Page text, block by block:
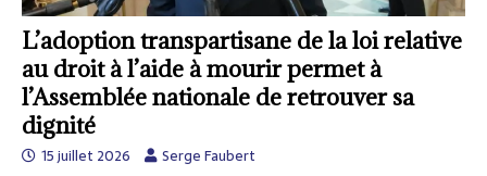
L’adoption transpartisane de la loi relative
au droit à l’aide à mourir permet à
l’Assemblée nationale de retrouver sa
dignité
15 juillet 2026 Serge Faubert